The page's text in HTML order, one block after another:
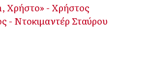
Χρήστο» - Χρήστος
- Ντοκιμαντέρ Σταύρου